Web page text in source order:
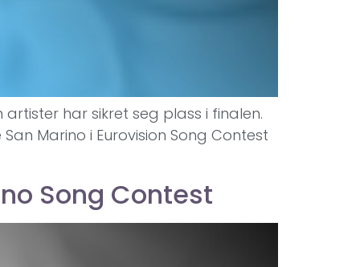
har sikret seg plass i finalen.
Marino i Eurovision Song Contest
Song Contest